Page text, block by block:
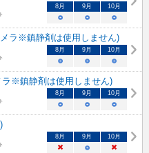
8 月 9 月 10月
○ ○ ○
ラ※鎮静剤は使用しません)
8 月 9 月 10月
○ ○ ○
ラ※鎮静剤は使用しません)
8 月 9 月 10月
○ ○ ○
8 月 9 月 10月
× ○ ×